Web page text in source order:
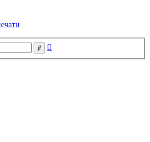
Поиск